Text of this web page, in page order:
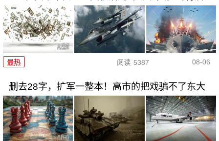
最热 阅读 5387 08-06
删去28字，扩军一整本！高市的把戏骗不了东大